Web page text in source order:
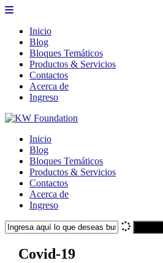
Inicio
Blog
Bloques Temáticos
Productos & Servicios
Contactos
Acerca de
Ingreso
Inicio
Blog
Bloques Temáticos
Productos & Servicios
Contactos
Acerca de
Ingreso
Covid-19